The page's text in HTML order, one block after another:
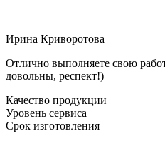
Ирина Криворотова
Отлично выполняете свою
довольны, респект!)
Качество продукции
Уровень сервиса
Срок изготовления